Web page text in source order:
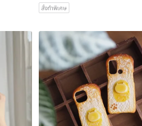
สั่งทำพิเศษ